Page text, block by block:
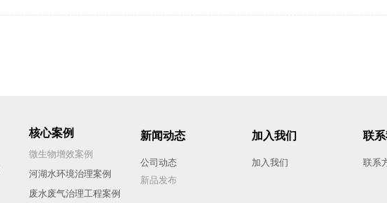
核心案例
微生物增效案例
河湖水环境治理案例
废水废气治理工程案例
新闻动态
公司动态
新品发布
加入我们
加入我们
联
联系